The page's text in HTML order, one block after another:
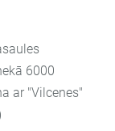
6000
ar "Vilcenes"